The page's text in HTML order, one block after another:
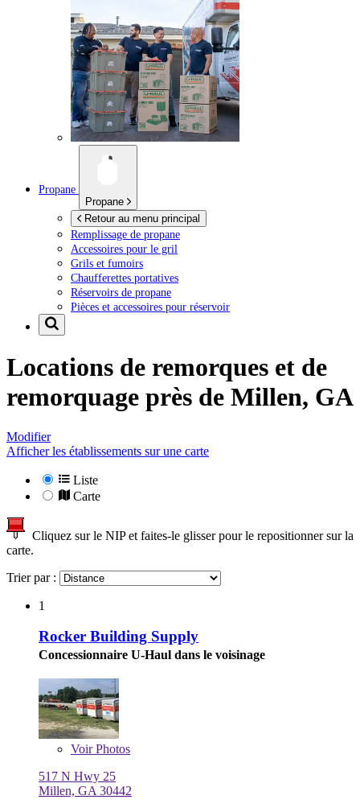
Propane
Propane
Retour au menu principal
Remplissage de propane
Accessoires pour le gril
Grils et fumoirs
Chaufferettes portatives
Réservoirs de propane
Pièces et accessoires pour réservoir
Locations de remorques et de
remorquage près de Millen, GA
Modifier
Afficher les établissements sur une carte
Liste
Carte
Cliquez sur le NIP et faites-le glisser pour le repositionner sur la
carte.
Trier par :
1
Rocker Building Supply
Concessionnaire U-Haul dans le voisinage
VoirPhotos
517 N Hwy 25
Millen, GA 30442